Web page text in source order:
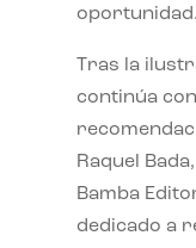
oportunidad.
Tras la
continúa
Raquel
Bamba
dedicado a